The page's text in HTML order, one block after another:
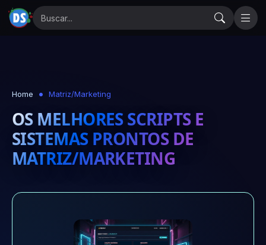
Home Matriz/Marketing
OS MELHORES SCRIPTS E
SISTEMAS PRONTOS DE
MATRIZ/MARKETING